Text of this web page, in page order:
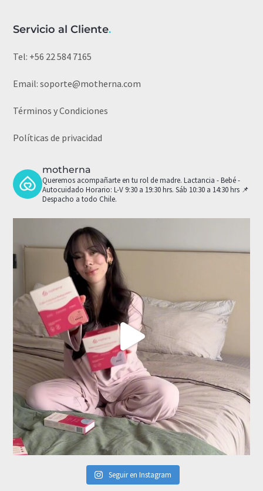
Servicio al Cliente.
Tel: +56 22 584 7165
Email:soporte@motherna.com
Términos y Condiciones
Políticas de privacidad
motherna
Queremos acompañarte en tu rol de madre. Lactancia - Bebé -
Autocuidado Horario: L-V 9:30 a 19:30 hrs. Sáb 10:30 a 14:30 hrs 📌
Despacho a todo Chile.
Seguir en Instagram